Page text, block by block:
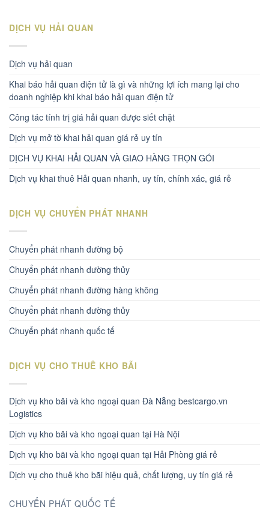
DỊCH VỤ HẢI QUAN
Dịch vụ hải quan
Khai báo hải quan điện tử là gì và những lợi ích mang lại cho
doanh nghiệp khi khai báo hải quan điện tử
Công tác tính trị giá hải quan được siết chặt
Dịch vụ mở tờ khai hải quan giá rẻ uy tín
DỊCH VỤ KHAI HẢI QUAN VÀ GIAO HÀNG TRỌN GÓI
Dịch vụ khai thuê Hải quan nhanh, uy tín, chính xác, giá rẻ
DỊCH VỤ CHUYỂN PHÁT NHANH
Chuyển phát nhanh đường bộ
Chuyển phát nhanh dường thủy
Chuyển phát nhanh đường hàng không
Chuyển phát nhanh đường thủy
Chuyển phát nhanh quốc tế
DỊCH VỤ CHO THUÊ KHO BÃI
Dịch vụ kho bãi và kho ngoại quan Đà Nẵng bestcargo.vn
Logistics
Dịch vụ kho bãi và kho ngoại quan tại Hà Nội
Dịch vụ kho bãi và kho ngoại quan tại Hải Phòng giá rẻ
Dịch vụ cho thuê kho bãi hiệu quả, chất lượng, uy tín giá rẻ
CHUYỂN PHÁT QUỐC TẾ